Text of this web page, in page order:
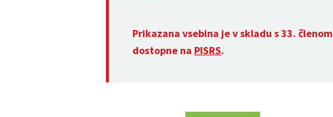
Prikazana vsebina je v skladu s 33. členom
dostopne na PISRS.